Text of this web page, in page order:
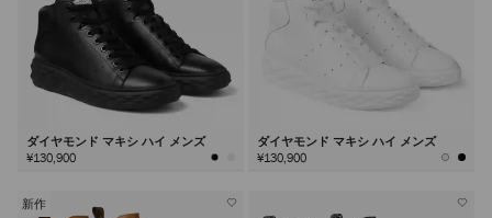
ダイヤモンド マキシ ハイ メンズ
¥130,900
ダイヤモンド マキシ ハイ メンズ
¥130,900
新作